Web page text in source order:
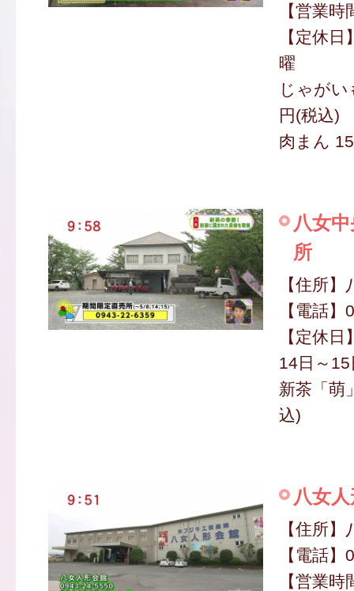
【営業
【定休
曜
じゃが
円(税込)
肉まん
八女
所
【住所
【電話
【定休
14日～
新茶「萌
込)
八女
【住所
【電話
【営業